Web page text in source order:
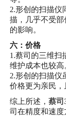
2.形创的扫描仪
描，几乎不受
的影响。
六：价格
1.蔡司的三维扫
维护成本也较高
2.形创的扫描仪
价格更为亲民，
综上所述， 蔡司
司在精度和速度